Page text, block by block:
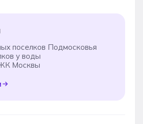
поселков Подмосковья
у воды
Москвы